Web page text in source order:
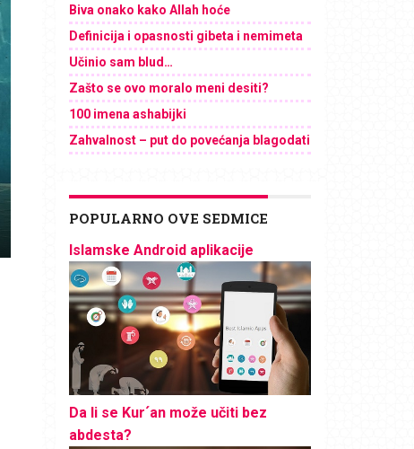
Biva onako kako Allah hoće
Definicija i opasnosti gibeta i nemimeta
Učinio sam blud…
Zašto se ovo moralo meni desiti?
100 imena ashabijki
Zahvalnost – put do povećanja blagodati
POPULARNO OVE SEDMICE
Islamske Android aplikacije
Da li se Kur´an može učiti bez
abdesta?